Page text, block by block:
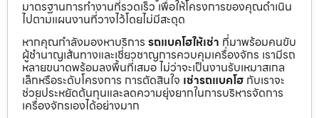
มาตรฐานการทำงานที่รวดเร็ว เพื่อให้โครงการของคุณดำเนิน
ไปตามแผนงานที่วางไว้โดยไม่มีสะดุด
หากคุณกำลังมองหาบริการ รถแบคโฮให้เช่า ที่มาพร้อมคนขับ
ผู้ชำนาญเส้นทางและเชี่ยวชาญการควบคุมเครื่องจักร เรามีรถ
หลายขนาดพร้อมลงพื้นที่เสมอ ไม่ว่าจะเป็นงานรับเหมาสเกล
เล็กหรือระดับโครงการ การตัดสินใจ เช่ารถแบคโฮ กับเราจะ
ช่วยประหยัดต้นทุนและลดความยุ่งยากในการบริหารจัดการ
เครื่องจักรเองได้อย่างมาก